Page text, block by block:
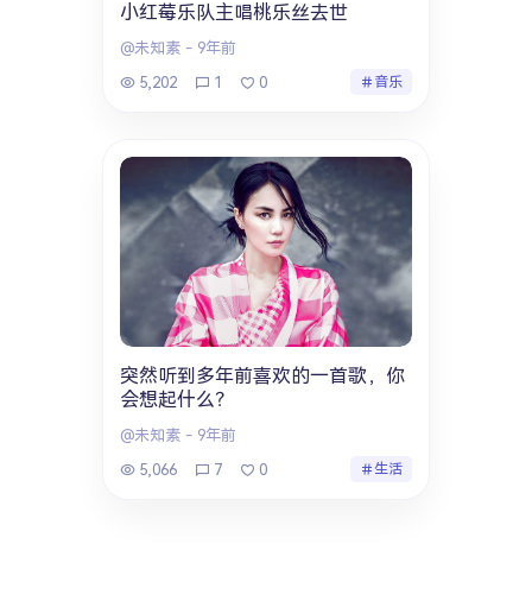
小红莓乐队主唱桃乐丝去世
@未知素 - 9年前
5,202
1 0 音乐
突然听到多年前喜欢的一首歌，你
会想起什么？
@未知素 - 9年前
5,066
7 0 生活